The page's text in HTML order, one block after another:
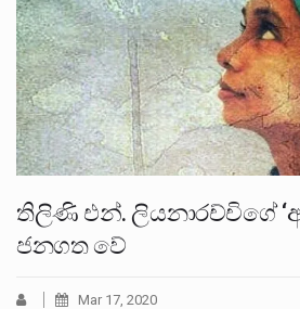
තිලිණි එන්. ලියනාරච්චිගේ
ජනගත වේ
Mar 17, 2020